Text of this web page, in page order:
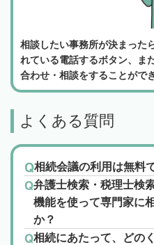
相談したい事務所が決まった
れている電話するボタン、ま
合わせ・相談をすることがで
よくある質問
相続会議の利用は無料
弁護士検索・税理士検
機能を使って専門家に
か？
相続にあたって、どの